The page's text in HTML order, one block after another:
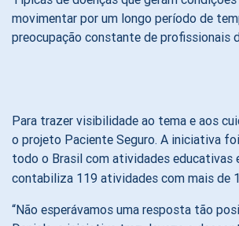
movimentar por um longo período de
preocupação constante de profissionais
Para trazer visibilidade ao tema e aos
o projeto Paciente Seguro. A iniciativa
todo o Brasil com atividades educativas
contabiliza 119 atividades com mais de
“Não esperávamos uma resposta tão